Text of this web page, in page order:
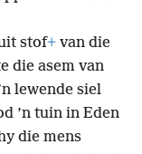
stof+ van die
die asem van
lewende siel
’n tuin in Eden
die mens